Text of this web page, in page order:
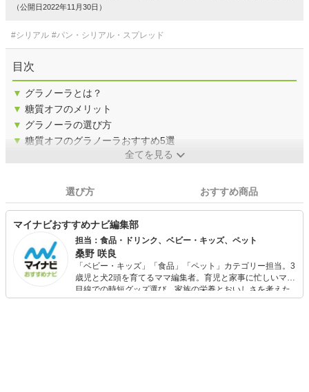
（公開日2022年11月30日）
#シリアル #パン・シリアル・スプレッド
目次
▼ グラノーラとは？
▼ 糖質オフのメリット
▼ グラノーラの選び方
▼ 糖質オフのグラノーラおすすめ5選
全てを見る
選び方 おすすめ商品
マイナビおすすめナビ編集部
担当：食品・ドリンク、ベビー・キッズ、ペット
桑野 咲良
「ベビー・キッズ」「食品」「ペット」カテゴリー担当。3
歳児と犬2頭を育てるママ編集者。育児と家事に忙しいママ
目線での時短グッズ選び、家族の栄養とおいしさを考えた
食品選び、束の間のリラックスタイムを楽しむためのスイ